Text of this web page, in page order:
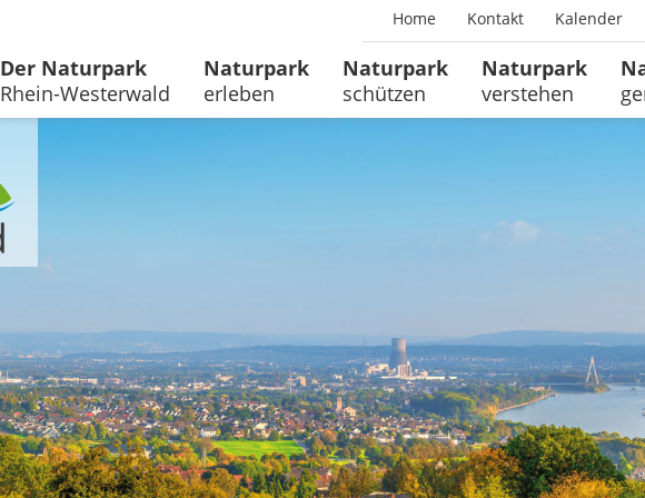
Home Kontakt Kalender
Der Naturpark
Rhein-Westerwald
Naturpark
erleben
Naturpark
schützen
Naturpark
verstehen